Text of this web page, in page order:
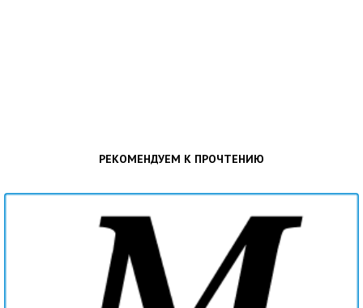
РЕКОМЕНДУЕМ К ПРОЧТЕНИЮ